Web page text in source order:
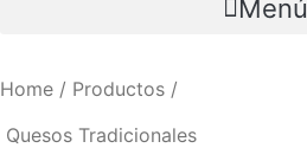
Menú
Home / Productos /
Quesos Tradicionales